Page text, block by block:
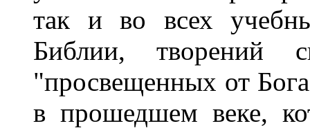
так и во всех
Библии, творений
"просвещенных от
в прошедшем веке,